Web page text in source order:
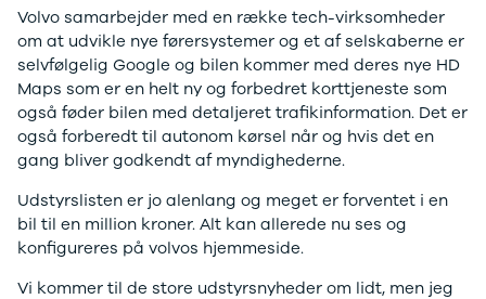
Modeller
Anmeldelser
Privatleasing
Tilbud
3
Modeller
Anmeldelser
Tilbud
4
Modeller
Stationcar
EV3
EV4
EV6
EV9
Niro
e-Niro
Ceed
Rio
Optima
Volvo samarbejder med en række tech-virksomheder
om at udvikle nye førersystemer og et af selskaberne er
selvfølgelig Google og bilen kommer med deres nye HD
Maps som er en helt ny og forbedret korttjeneste som
også føder bilen med detaljeret trafikinformation. Det er
også forberedt til autonom kørsel når og hvis det en
gang bliver godkendt af myndighederne.
Udstyrslisten er jo alenlang og meget er forventet i en
bil til en million kroner. Alt kan allerede nu ses og
konfigureres på volvos hjemmeside.
Vi kommer til de store udstyrsnyheder om lidt, men jeg